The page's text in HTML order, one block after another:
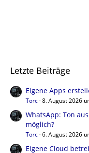
Letzte Beiträge
Eigene Apps
Torc 8. August 2026
WhatsApp: Ton
möglich?
Torc 6. August 2026
Eigene Cloud